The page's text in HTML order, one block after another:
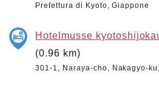
Prefettura di Kyoto, Giappone
Hotelmusse
(0.96 km)
301-1, Naraya-cho, Nakagyo-